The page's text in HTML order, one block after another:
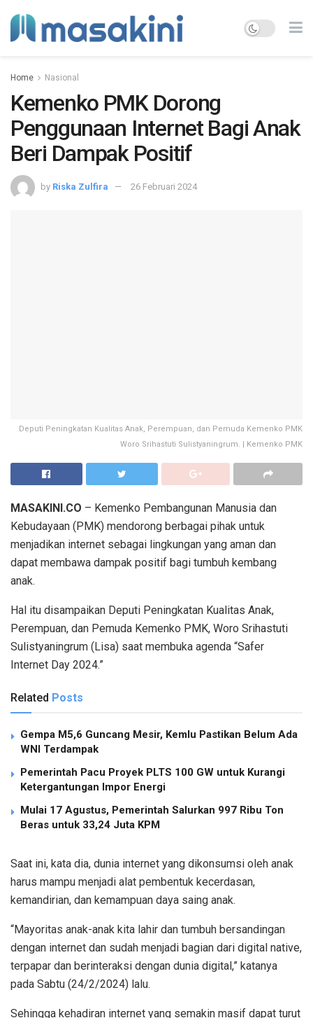
Home Nasional
Kemenko PMK Dorong
Penggunaan Internet Bagi Anak
Beri Dampak Positif
by Riska Zulfira 26 Februari 2024
Deputi Peningkatan Kualitas Anak, Perempuan, dan Pemuda Kemenko PMK
Woro Srihastuti Sulistyaningrum. | Kemenko PMK
MASAKINI.CO – Kemenko Pembangunan Manusia dan
Kebudayaan (PMK) mendorong berbagai pihak untuk
menjadikan internet sebagai lingkungan yang aman dan
dapat membawa dampak positif bagi tumbuh kembang
anak.
Hal itu disampaikan Deputi Peningkatan Kualitas Anak,
Perempuan, dan Pemuda Kemenko PMK, Woro Srihastuti
Sulistyaningrum (Lisa) saat membuka agenda “Safer
Internet Day 2024.”
Related Posts
Gempa M5,6 Guncang Mesir, Kemlu Pastikan Belum Ada
WNI Terdampak
Pemerintah Pacu Proyek PLTS 100 GW untuk Kurangi
Ketergantungan Impor Energi
Mulai 17 Agustus, Pemerintah Salurkan 997 Ribu Ton
Beras untuk 33,24 Juta KPM
Saat ini, kata dia, dunia internet yang dikonsumsi oleh anak
harus mampu menjadi alat pembentuk kecerdasan,
kemandirian, dan kemampuan daya saing anak.
“Mayoritas anak-anak kita lahir dan tumbuh bersandingan
dengan internet dan sudah menjadi bagian dari digital native,
terpapar dan berinteraksi dengan dunia digital,” katanya
pada Sabtu (24/2/2024) lalu.
Sehingga kehadiran internet yang semakin masif dapat turut